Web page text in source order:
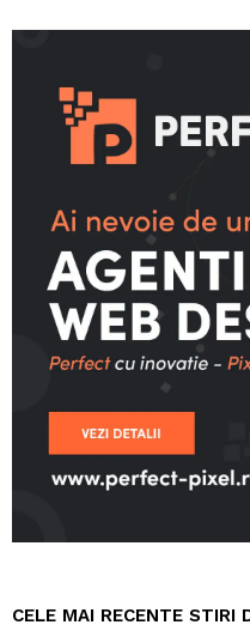
CELE MAI RECENTE STIRI